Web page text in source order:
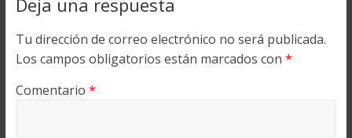
Deja una respuesta
Tu dirección de correo electrónico no será publicada.
Los campos obligatorios están marcados con *
Comentario *